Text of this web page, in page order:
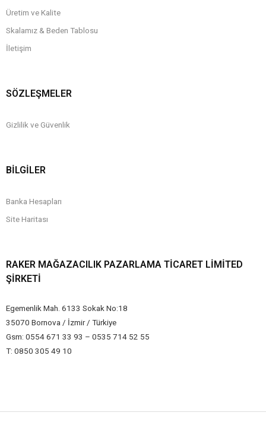
Üretim ve Kalite
Skalamız & Beden Tablosu
İletişim
SÖZLEŞMELER
Gizlilik ve Güvenlik
BİLGİLER
Banka Hesapları
Site Haritası
RAKER MAĞAZACILIK PAZARLAMA TICARET LIMITED
ŞIRKETI
Egemenlik Mah. 6133 Sokak No:18
35070 Bornova / İzmir / Türkiye
Gsm: 0554 671 33 93 – 0535 714 52 55
T: 0850 305 49 10